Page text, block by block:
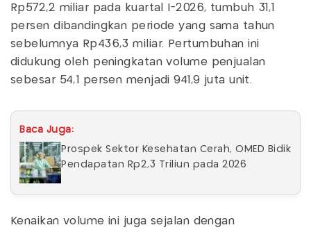
Rp572,2 miliar pada kuartal I-2026, tumbuh 31,1
persen dibandingkan periode yang sama tahun
sebelumnya Rp436,3 miliar. Pertumbuhan ini
didukung oleh peningkatan volume penjualan
sebesar 54,1 persen menjadi 941,9 juta unit.
Baca Juga:
Prospek Sektor Kesehatan Cerah, OMED Bidik
Pendapatan Rp2,3 Triliun pada 2026
Kenaikan volume ini juga sejalan dengan